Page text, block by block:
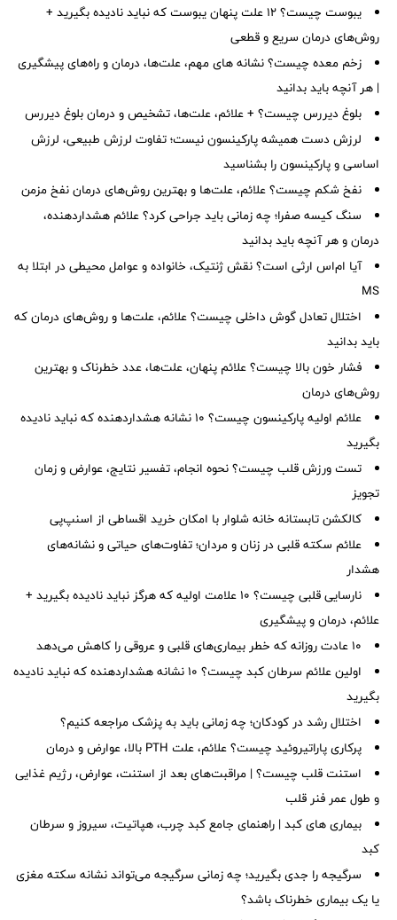
یبوست چیست؟ ۱۲ علت پنهان یبوست که نباید نادیده بگیرید +
روش‌های درمان سریع و قطعی
زخم معده چیست؟ نشانه های مهم، علت‌ها، درمان و راه‌های پیشگیری
| هر آنچه باید بدانید
بلوغ دیررس چیست؟ + علائم، علت‌ها، تشخیص و درمان بلوغ دیررس
لرزش دست همیشه پارکینسون نیست؛ تفاوت لرزش طبیعی، لرزش
اساسی و پارکینسون را بشناسید
نفخ شکم چیست؟ علائم، علت‌ها و بهترین روش‌های درمان نفخ مزمن
سنگ کیسه صفرا؛ چه زمانی باید جراحی کرد؟ علائم هشداردهنده،
درمان و هر آنچه باید بدانید
آیا ام‌اس ارثی است؟ نقش ژنتیک، خانواده و عوامل محیطی در ابتلا به
MS
اختلال تعادل گوش داخلی چیست؟ علائم، علت‌ها و روش‌های درمان که
باید بدانید
فشار خون بالا چیست؟ علائم پنهان، علت‌ها، عدد خطرناک و بهترین
روش‌های درمان
علائم اولیه پارکینسون چیست؟ ۱۰ نشانه هشداردهنده که نباید نادیده
بگیرید
تست ورزش قلب چیست؟ نحوه انجام، تفسیر نتایج، عوارض و زمان
تجویز
کالکشن تابستانه خانه شلوار با امکان خرید اقساطی از اسنپ‌پی
علائم سکته قلبی در زنان و مردان؛ تفاوت‌های حیاتی و نشانه‌های
هشدار
نارسایی قلبی چیست؟ ۱۰ علامت اولیه که هرگز نباید نادیده بگیرید +
علائم، درمان و پیشگیری
۱۰ عادت روزانه که خطر بیماری‌های قلبی و عروقی را کاهش می‌دهد
اولین علائم سرطان کبد چیست؟ ۱۰ نشانه هشداردهنده که نباید نادیده
بگیرید
اختلال رشد در کودکان؛ چه زمانی باید به پزشک مراجعه کنیم؟
پرکاری پاراتیروئید چیست؟ علائم، علت PTH بالا، عوارض و درمان
استنت قلب چیست؟ | مراقبت‌های بعد از استنت، عوارض، رژیم غذایی
و طول عمر فنر قلب
بیماری های کبد | راهنمای جامع کبد چرب، هپاتیت، سیروز و سرطان
کبد
سرگیجه را جدی بگیرید؛ چه زمانی سرگیجه می‌تواند نشانه سکته مغزی
یا یک بیماری خطرناک باشد؟